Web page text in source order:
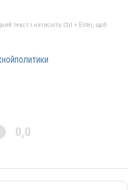
текст і натисніть Ctrl + Enter, щоб
0,0